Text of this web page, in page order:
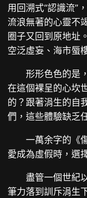
用回溯式“認識流”
流浪無著的心靈不
圈子又回到原地址
空泛虛妄、海市蜃
形形色色的是
在這個裸呈的心坎
的？跟著涓生的自
們，這些體驗缺乏
一萬余字的《
愛成為虛假時，選
盡管一個世紀
筆力落到訓斥涓生